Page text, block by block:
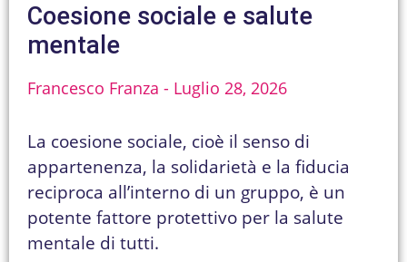
Coesione sociale e salute
mentale
Francesco Franza Luglio 28, 2026
La coesione sociale, cioè il senso di
appartenenza, la solidarietà e la fiducia
reciproca all’interno di un gruppo, è un
potente fattore protettivo per la salute
mentale di tutti.